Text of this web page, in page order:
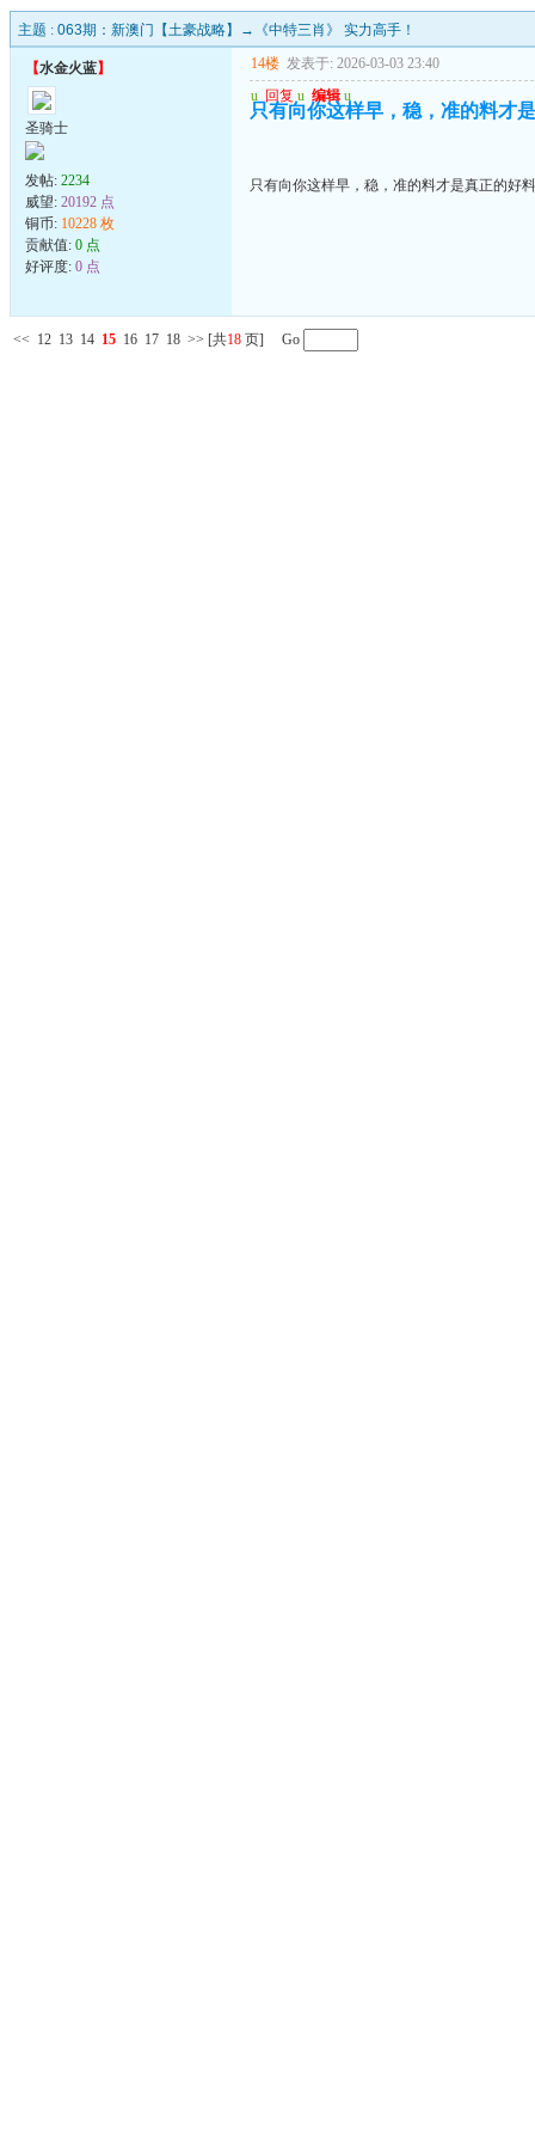
主题 : 063期：新澳门【土豪战略】→《中特三肖》 实力高手！
【水金火蓝】
圣骑士
发帖: 2234
威望: 20192 点
铜币: 10228 枚
贡献值: 0 点
好评度: 0 点
14楼 发表于: 2026-03-03 23:40
u 回复 u 编辑 u
只有向你这样早，稳，准的料才
只有向你这样早，稳，准的料才是真正的好料
<< 12 13 14 15 16 17 18 >> [共18 页] Go